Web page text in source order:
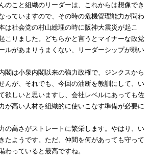
こと組織のリーダーは、これからは想像でき
っていますので、その時の危機管理能力が問わ
は社会党の村山総理の時に阪神大震災が起こ
こりました。どちらかと言うとマイナーな政党
ルがあまりうまくない、リーダーシップが弱い
は小泉内閣以来の強力政権で、ジンクスから
んが、それでも、今回の油断を教訓にして、い
欲しいと思いますし、会社レベルにあっても佐
が高い人材を組織的に使いこなす準備が必要に
高さがストレートに繁栄します。やはり、い
たようです。ただ、仲間を何があっても守って
わっていると最高ですね。